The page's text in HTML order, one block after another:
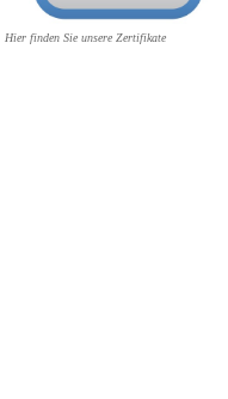
Hier finden Sie unsere Zertifikate